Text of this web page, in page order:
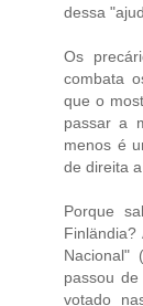
dessa
Os
combata
que o
passar a
menos é
de direita
Porque
Nacional"
passou
votado